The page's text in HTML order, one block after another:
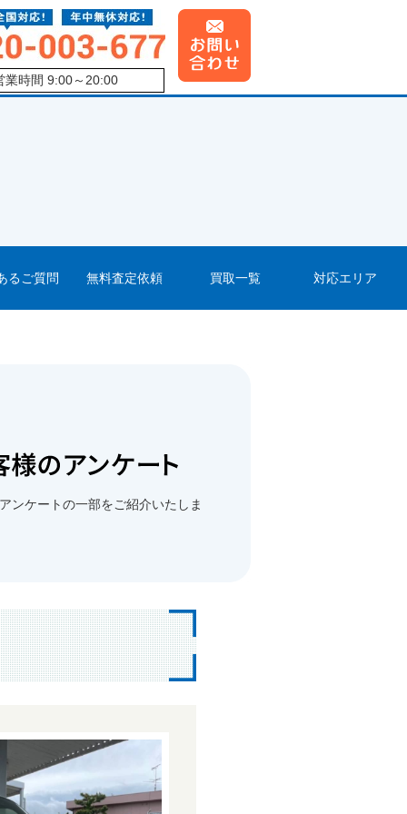
業時間 9:00～20:00
るご質問 無料査定依頼 買取一覧 対応エリア
ンケートの一部をご紹介いたしま